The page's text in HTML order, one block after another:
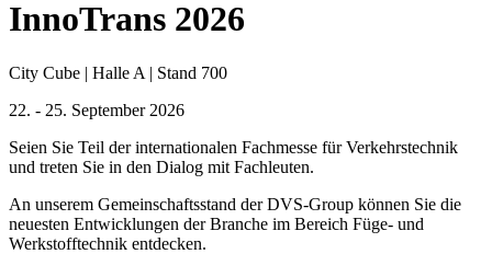
InnoTrans 2026
City Cube | Halle A | Stand 700
22. - 25. September 2026
Seien Sie Teil der internationalen Fachmesse für Verkehrstechnik
und treten Sie in den Dialog mit Fachleuten.
An unserem Gemeinschaftsstand der DVS-Group können Sie die
neuesten Entwicklungen der Branche im Bereich Füge- und
Werkstofftechnik entdecken.